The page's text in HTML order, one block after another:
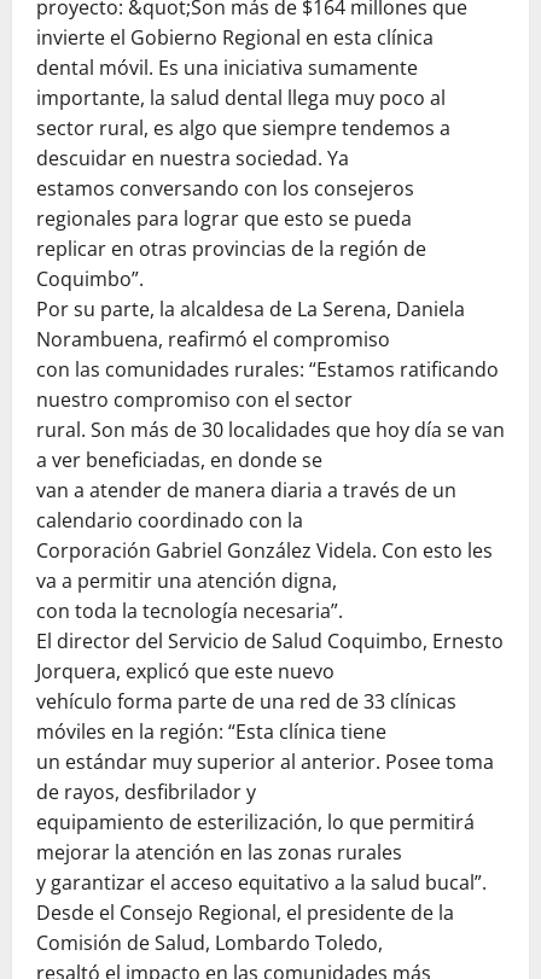
proyecto: &quot;Son más de $164 millones que
invierte el Gobierno Regional en esta clínica
dental móvil. Es una iniciativa sumamente
importante, la salud dental llega muy poco al
sector rural, es algo que siempre tendemos a
descuidar en nuestra sociedad. Ya
estamos conversando con los consejeros
regionales para lograr que esto se pueda
replicar en otras provincias de la región de
Coquimbo”.
Por su parte, la alcaldesa de La Serena, Daniela
Norambuena, reafirmó el compromiso
con las comunidades rurales: “Estamos ratificando
nuestro compromiso con el sector
rural. Son más de 30 localidades que hoy día se van
a ver beneficiadas, en donde se
van a atender de manera diaria a través de un
calendario coordinado con la
Corporación Gabriel González Videla. Con esto les
va a permitir una atención digna,
con toda la tecnología necesaria”.
El director del Servicio de Salud Coquimbo, Ernesto
Jorquera, explicó que este nuevo
vehículo forma parte de una red de 33 clínicas
móviles en la región: “Esta clínica tiene
un estándar muy superior al anterior. Posee toma
de rayos, desfibrilador y
equipamiento de esterilización, lo que permitirá
mejorar la atención en las zonas rurales
y garantizar el acceso equitativo a la salud bucal”.
Desde el Consejo Regional, el presidente de la
Comisión de Salud, Lombardo Toledo,
resaltó el impacto en las comunidades más